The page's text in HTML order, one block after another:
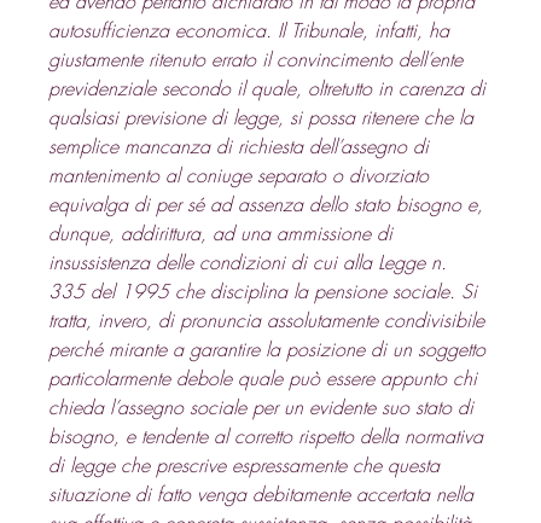
autosufficienza economica. Il Tribunale, infatti, ha
giustamente ritenuto errato il convincimento dell’ente
previdenziale secondo il quale, oltretutto in carenza di
qualsiasi previsione di legge, si possa ritenere che la
semplice mancanza di richiesta dell’assegno di
mantenimento al coniuge separato o divorziato
equivalga di per sé ad assenza dello stato bisogno e,
dunque, addirittura, ad una ammissione di
insussistenza delle condizioni di cui alla Legge n.
335 del 1995 che disciplina la pensione sociale. Si
tratta, invero, di pronuncia assolutamente condivisibile
perché mirante a garantire la posizione di un soggetto
particolarmente debole quale può essere appunto chi
chieda l’assegno sociale per un evidente suo stato di
bisogno, e tendente al corretto rispetto della normativa
di legge che prescrive espressamente che questa
situazione di fatto venga debitamente accertata nella